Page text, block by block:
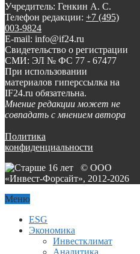
Учредитель: Генкин А. С.
Телефон редакции: +7 (495)
003-9824
E-mail: info@if24.ru
Свидетельство о регистрации
СМИ: ЭЛ № ФС 77 - 67477
При использовании
материалов гиперссылка на
IF24.ru обязательна.
Мнение редакции может не
совпадать с мнением автора
Политика
конфиденциальности
© ООО
«Инвест-Форсайт», 2012-2026
Меню
ESG
Экономика
Инвестклимат
Аналитика